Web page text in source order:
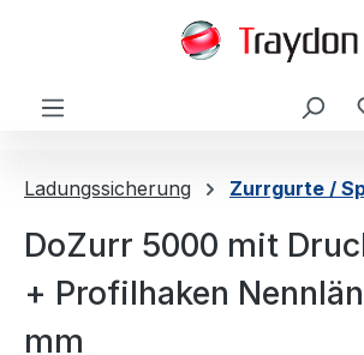
Ladungssicherung Zurrgurte /
DoZurr 5000 mit
+ Profilhaken
mm